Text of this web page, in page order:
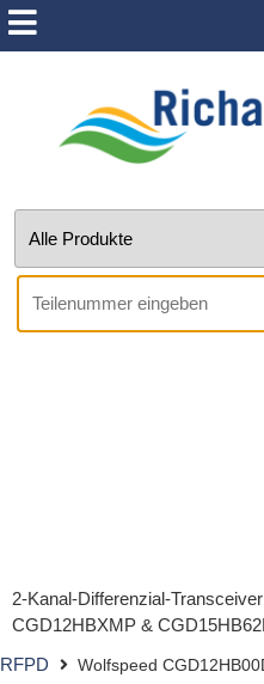
2-Kanal-Differenzial-
CGD12HBXMP &
RFPD
Wolfspeed